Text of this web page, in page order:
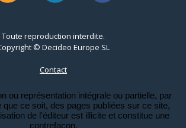
Toute reproduction interdite.
© Decideo Europe SL
Contact
ou représentation intégrale ou partielle, par
que ce soit, des pages publiées sur ce site,
de l'éditeur est illicite et constitue une
contrefaçon.